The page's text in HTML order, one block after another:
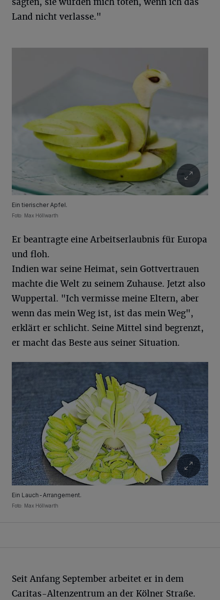
Land nicht verlasse."
Ein tierischer Apfel.
Foto: Max Höllwarth
Er beantragte eine Arbeitserlaubnis für Europa
und floh.
Indien war seine Heimat, sein Gottvertrauen
machte die Welt zu seinem Zuhause. Jetzt also
Wuppertal. "Ich vermisse meine Eltern, aber
wenn das mein Weg ist, ist das mein Weg",
erklärt er schlicht. Seine Mittel sind begrenzt,
er macht das Beste aus seiner Situation.
Ein Lauch-Arrangement.
Foto: Max Höllwarth
Seit Anfang September arbeitet er in dem
Caritas-Altenzentrum an der Kölner Straße.